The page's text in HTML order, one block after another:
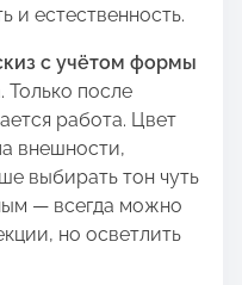
и естественность.
с учётом формы
Только после
работа. Цвет
внешности,
выбирать тон чуть
— всегда можно
но осветлить